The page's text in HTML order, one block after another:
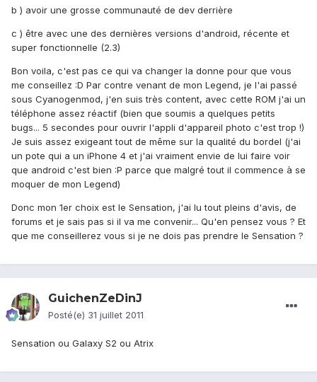
b ) avoir une grosse communauté de dev derrière
c ) être avec une des dernières versions d'android, récente et
super fonctionnelle (2.3)
Bon voila, c'est pas ce qui va changer la donne pour que vous
me conseillez :D Par contre venant de mon Legend, je l'ai passé
sous Cyanogenmod, j'en suis très content, avec cette ROM j'ai un
téléphone assez réactif (bien que soumis a quelques petits
bugs... 5 secondes pour ouvrir l'appli d'appareil photo c'est trop !)
Je suis assez exigeant tout de même sur la qualité du bordel (j'ai
un pote qui a un iPhone 4 et j'ai vraiment envie de lui faire voir
que android c'est bien :P parce que malgré tout il commence à se
moquer de mon Legend)
Donc mon 1er choix est le Sensation, j'ai lu tout pleins d'avis, de
forums et je sais pas si il va me convenir... Qu'en pensez vous ? Et
que me conseillerez vous si je ne dois pas prendre le Sensation ?
GuichenZeDinJ
Posté(e) 31 juillet 2011
Sensation ou Galaxy S2 ou Atrix